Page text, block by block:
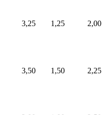
3,25 1,25 2,00
3,50 1,50 2,25